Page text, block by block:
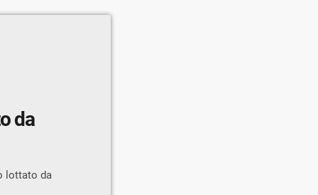
da
lottato da